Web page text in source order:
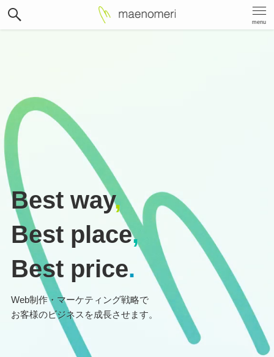
menu
Best way,
Best place,
Best price.
Web制作・マーケティング戦略で
お客様のビジネスを成長させます。